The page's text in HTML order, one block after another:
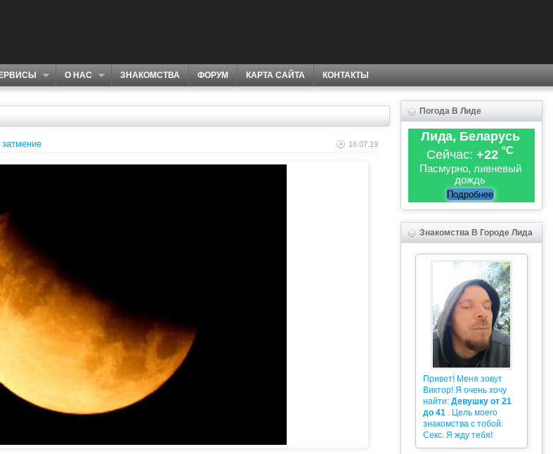
О НАС ЗНАКОМСТВА ФОРУМ КАРТА САЙТА КОНТАКТЫ
16.07.19
Погода В Лиде
Лида, Беларусь
Сейчас: +22 °C
Пасмурно, ливневый
дождь
Подробнее
Знакомства В Городе Лида
Привет! Меня зовут
Виктор! Я очень хочу
найти: Девушку от 21
до 41 . Цель моего
знакомства с тобой:
Секс. Я жду тебя!